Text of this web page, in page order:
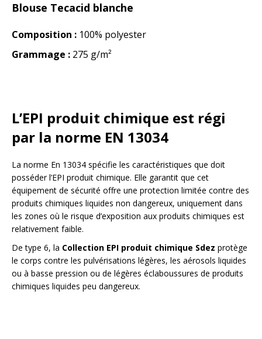
Blouse Tecacid blanche
Composition : 100% polyester
Grammage : 275 g/m²
L’EPI produit chimique est régi
par la norme EN 13034
La norme En 13034 spécifie les caractéristiques que doit
posséder l’EPI produit chimique. Elle garantit que cet
équipement de sécurité offre une protection limitée contre des
produits chimiques liquides non dangereux, uniquement dans
les zones où le risque d’exposition aux produits chimiques est
relativement faible.
De type 6, la Collection EPI produit chimique Sdez protège
le corps contre les pulvérisations légères, les aérosols liquides
ou à basse pression ou de légères éclaboussures de produits
chimiques liquides peu dangereux.